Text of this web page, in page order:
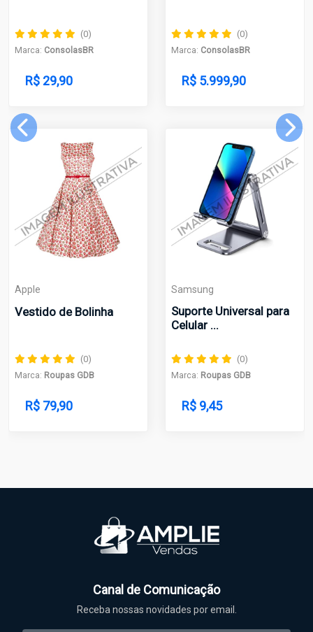
(0)
ConsolasBR
R$ 29,90
(0)
Marca:ConsolasBR
R$ 5.999,90
de Bolinha
(0)
Roupas GDB
R$ 79,90
Samsung
Suporte Universal para
Celular ...
(0)
Marca:Roupas GDB
R$ 9,45
Canal de Comunicação